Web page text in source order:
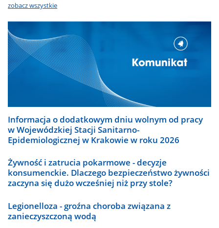
zobacz wszystkie
Informacja o dodatkowym dniu wolnym od pracy
w Wojewódzkiej Stacji Sanitarno-
Epidemiologicznej w Krakowie w roku 2026
Żywność i zatrucia pokarmowe - decyzje
konsumenckie. Dlaczego bezpieczeństwo żywności
zaczyna się dużo wcześniej niż przy stole?
Legionelloza - groźna choroba związana z
zanieczyszczoną wodą